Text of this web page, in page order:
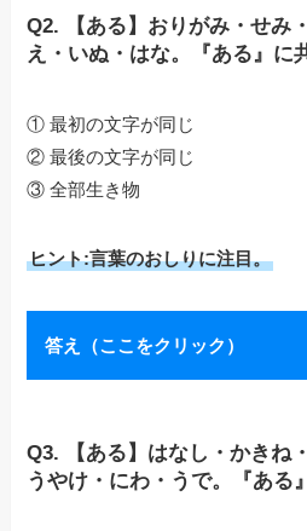
Q2. 【ある】おりがみ・せみ
え・いぬ・はな。『ある』に
① 最初の文字が同じ
② 最後の文字が同じ
③ 全部生き物
ヒント:言葉のおしりに注目。
答え（ここをクリック）
Q3. 【ある】はなし・かきね
うやけ・にわ・うで。『ある